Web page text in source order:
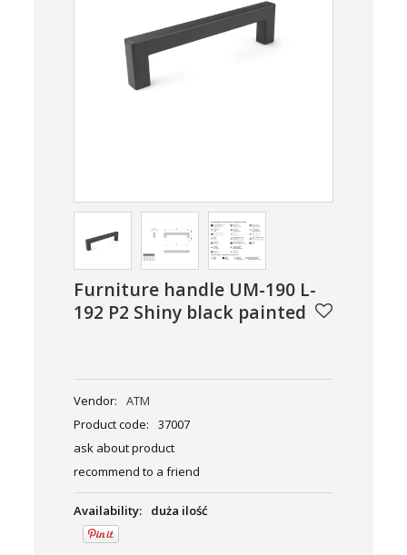
Furniture handle UM-190 L-
192 P2 Shiny black painted
Vendor:
ATM
Product code:
37007
ask about product
recommend to a friend
Availability: duża ilość